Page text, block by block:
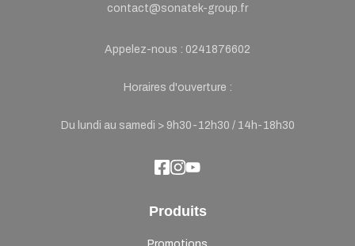
contact@sonatek-group.fr
Appelez-nous : 0241876602
Horaires d'ouverture :
Du lundi au samedi > 9h30-12h30 / 14h-18h30
Produits